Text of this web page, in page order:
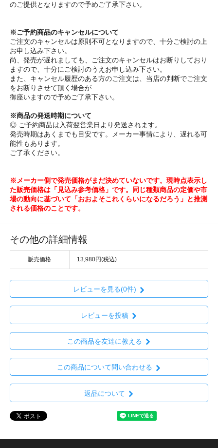
のご提供となりますので予めご了承下さい。
※ご予約商品のキャンセルについて
ご注文のキャンセルは原則不可となりますので、十分ご検討の上
お申し込み下さい。
尚、発売が遅れましても、ご注文のキャンセルはお断りしており
ますので、十分にご検討のうえお申し込み下さい。
また、キャンセル履歴のある方のご注文は、当店の判断でご注文
をお断りさせて頂く場合が
御座いますので予めご了承下さい。
※商品の発送時期について
◎ ご予約商品は入荷翌営業日より発送されます。
発売時期はあくまでも目安です。メーカー事情により、遅れる可
能性もあります。
ご了承ください。
※メーカー側で発売価格がまだ決めていないです。現時点表示し
た販売価格は「見込み参考価格」です。同じ種類商品の定価や市
場の動向に基づいて「おおよそこれくらいになるだろう」と推測
される価格のことです。
その他の詳細情報
販売価格 13,980円(税込)
レビューを見る(0件)
レビューを投稿
この商品を友達に教える
この商品について問い合わせる
返品について